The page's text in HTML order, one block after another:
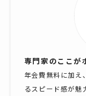
専門家のここが
年会費無料に加え
るスピード感が